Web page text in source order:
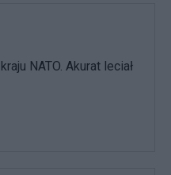
NATO. Akurat leciał